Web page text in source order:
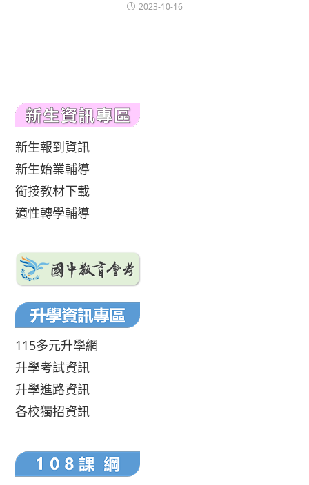
2023-10-16
新生報到資訊
新生始業輔導
銜接教材下載
適性轉學輔導
115多元升學網
升學考試資訊
升學進路資訊
各校獨招資訊